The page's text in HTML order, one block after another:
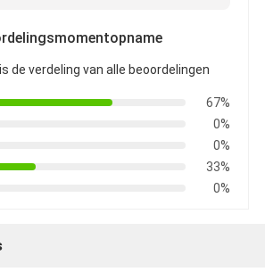
de verdeling van alle beoordelingen
67%
0%
0%
33%
0%